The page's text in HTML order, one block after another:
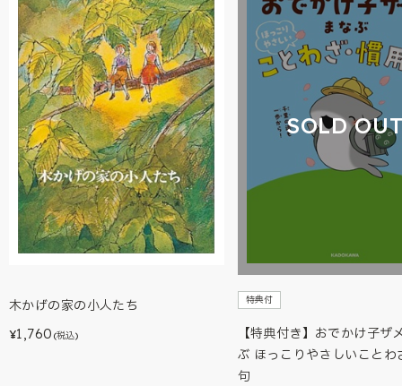
木かげの家の小人たち
¥1,760 (税込)
SOLD
特典付
【特典付き】おでかけ子ザ
ぶ ほっこりやさしいことわ
句